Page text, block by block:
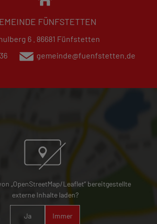
FÜNFSTETTEN
6 . 86681 Fünfstetten
gemeinde@fuenfstetten.de
„OpenStreetMap/Leaflet“ bereitgestellte
externe Inhalte laden?
Ja Immer